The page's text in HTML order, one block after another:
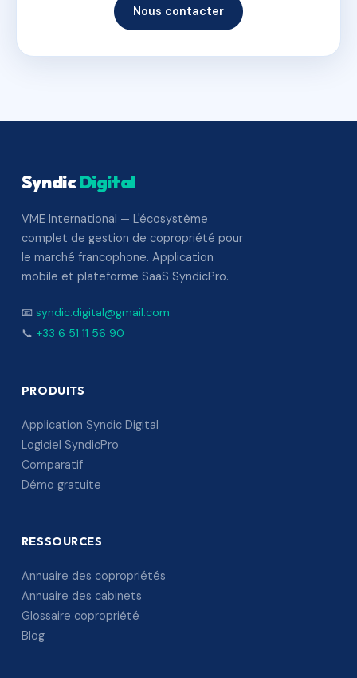
Nous contacter
SyndicDigital
VME International — L'écosystème
complet de gestion de copropriété pour
le marché francophone. Application
mobile et plateforme SaaS SyndicPro.
📧 syndic.digital@gmail.com
📞 +33 6 51 11 56 90
PRODUITS
Application Syndic Digital
Logiciel SyndicPro
Comparatif
Démo gratuite
RESSOURCES
Annuaire des copropriétés
Annuaire des cabinets
Glossaire copropriété
Blog